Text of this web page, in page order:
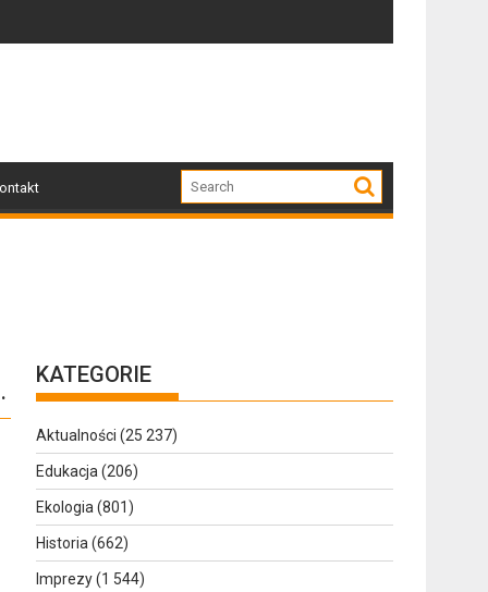
KATEGORIE
Aktualności (25 237)
Edukacja (206)
Ekologia (801)
Historia (662)
Imprezy(1 544)